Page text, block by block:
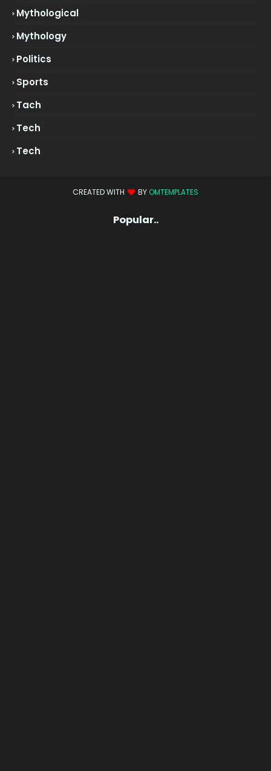
Mythological
Mythology
Politics
Sports
Tach
Tech
Tech
CREATED WITH BY OMTEMPLATES
Popular..